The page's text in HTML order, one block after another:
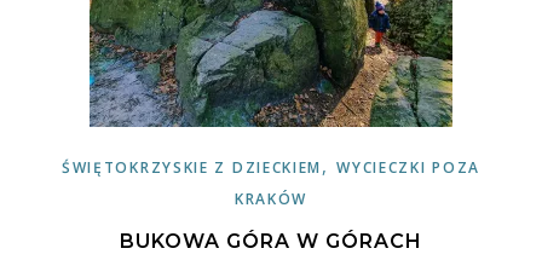
ŚWIĘTOKRZYSKIE Z DZIECKIEM ,WYCIECZKI POZA
KRAKÓW
BUKOWA GÓRA W GÓRACH